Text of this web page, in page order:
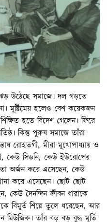
উঠেছে সমাজে। দল গড়তে
মুষ্টিমেয় হলেও বেশ কয়েকজন
হতে বিদেশ গেলেন। ফিরে
কিন্তু পুরুষ সমাজে তাঁরা
রোহতগী, মীরা মুখোপাধ্যায় ও
কেউ সিডনি, কেউ ইউরোপের
অর্জন করে এসেছেন, কেউ
করে এসেছেন। ছোট ছোট
কেউ দৈনন্দিন জীবন ধারাকে
বিমূর্ত শিল্পে তুলে ধরেছেন, আর
মিউজিক। তাঁর বড় বড় বুদ্ধ মূর্তি